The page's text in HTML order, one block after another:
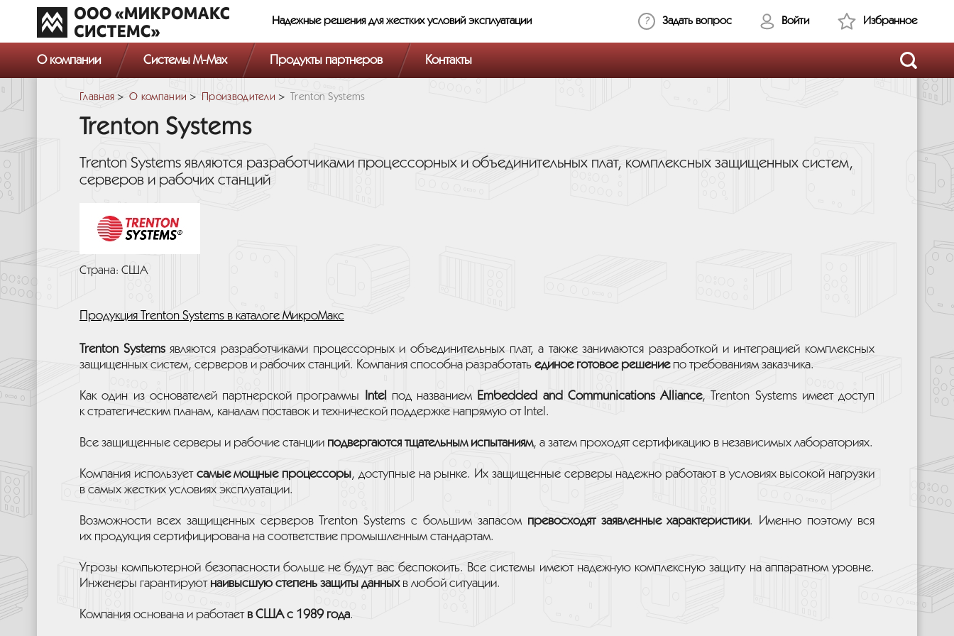
Надежные решения для жестких условий эксплуатации Задать вопрос Войти Избранное
О компании Системы M-Max Продукты партнеров Контакты
Главная О компании Производители Trenton Systems
Trenton Systems
Trenton Systems являются разработчиками процессорных и объединительных плат, комплексных защищенных систем,
серверов и рабочих станций
Страна: США
Продукция Trenton Systems в каталоге МикроМакс
Trenton Systemsявляются разработчиками процессорных и объединительных плат, а также занимаются разработкой и интеграцией комплексных
защищенных систем, серверов и рабочих станций. Компания способна разработать единое готовое решениепо требованиям заказчика.
Как один из основателей партнерской программы Intel под названием Embedded and Communications Alliance, Trenton Systems имеет доступ
к стратегическим планам, каналам поставок и технической поддержке напрямую от Intel.
Все защищенные серверы и рабочие станции подвергаются тщательным испытаниям, а затем проходят сертификацию в независимых лабораториях.
Компания использует самые мощные процессоры, доступные на рынке. Их защищенные серверы надежно работают в условиях высокой нагрузки
в самых жестких условиях эксплуатации.
Возможности всех защищенных серверов Trenton Systems с большим запасом превосходят заявленные характеристики. Именно поэтому вся
их продукция сертифицирована на соответствие промышленным стандартам.
Угрозы компьютерной безопасности больше не будут вас беспокоить. Все системы имеют надежную комплексную защиту на аппаратном уровне.
Инженеры гарантируют наивысшую степень защиты данныхв любой ситуации.
Компания основана и работает в США с 1989 года.